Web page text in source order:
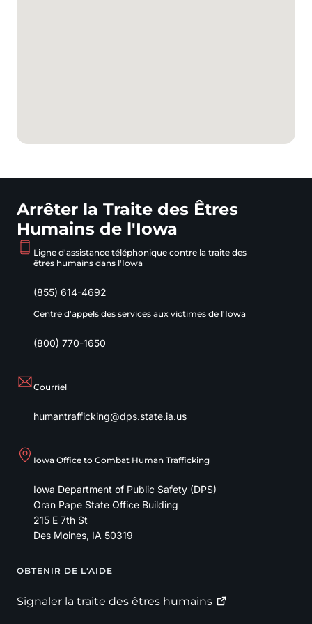
Arrêter la Traite des Êtres
Humains de l'Iowa
Ligne d'assistance téléphonique contre la traite des
êtres humains dans l'Iowa
(855) 614-4692
Centre d'appels des services aux victimes de l'Iowa
(800) 770-1650
Courriel
humantrafficking@dps.state.ia.us
Iowa Office to Combat Human Trafficking
Iowa Department of Public Safety (DPS)
Oran Pape State Office Building
215 E 7th St
Des Moines, IA 50319
Footer
OBTENIR DE L'AIDE
Signaler la traite des êtres humains